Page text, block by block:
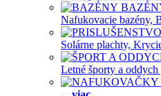
Nafukovacie bazény,
Solárne plachty,
Letné športy a oddych